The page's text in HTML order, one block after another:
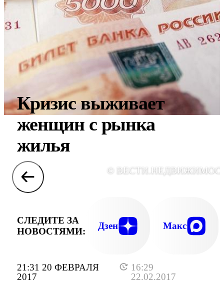
21:31 20 ФЕВРАЛЯ
2017
16:29
22.02.2017
Кризис выживает
женщин с рынка
жилья
©
СЛЕДИТЕ ЗА
НОВОСТЯМИ:
Дзен Макс